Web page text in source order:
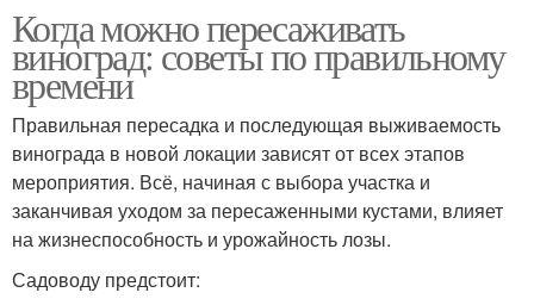
Когда можно пересаживать
виноград: советы по правильному
времени
Правильная пересадка и последующая выживаемость
винограда в новой локации зависят от всех этапов
мероприятия. Всё, начиная с выбора участка и
заканчивая уходом за пересаженными кустами, влияет
на жизнеспособность и урожайность лозы.
Садоводу предстоит: